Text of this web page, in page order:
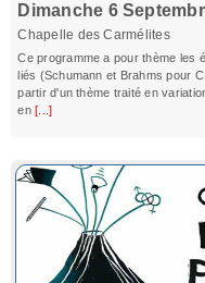
Dimanche 6
Chapelle des Carmélites
Ce programme a pour thème les
liés (Schumann et Brahms pour
partir d'un thème traité en
en[...]